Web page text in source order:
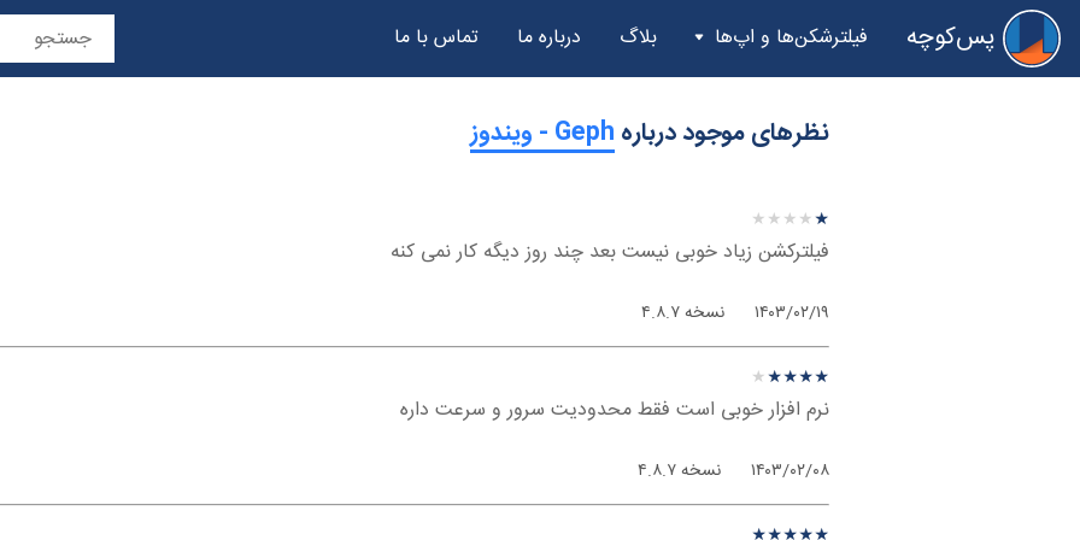
پس‌کوچه فیلترشکن‌ها و اپ‌ها بلاگ درباره ما تماس با ما
نظرهای موجود درباره ‫Geph - ویندوز
نظر درباره ‫Geph - ویندوز
★★★★★
★
★
★
★
★
فیلترکشن زیاد خوبی نیست بعد چند روز دیگه کار نمی کنه
۱۴۰۳/۰۲/۱۹ نسخه ۴.۸.۷
نظر درباره ‫Geph - ویندوز
★★★★★
★
★
★
★
★
نرم افزار خوبی است فقط محدودیت سرور و سرعت داره
۱۴۰۳/۰۲/۰۸ نسخه ۴.۸.۷
نظر درباره ‫Geph - ویندوز